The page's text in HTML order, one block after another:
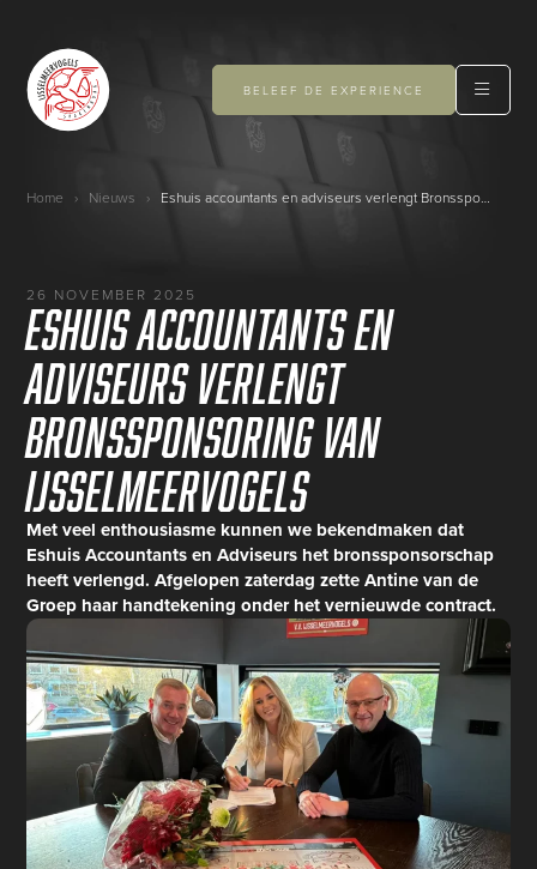
BELEEF DE EXPERIENCE
Home › Nieuws › Eshuis accountants en adviseurs verlengt Bronssponsoring van IJsselmeervogels
26 NOVEMBER 2025
Eshuis accountants en
adviseurs verlengt
Bronssponsoring van
IJsselmeervogels
Met veel enthousiasme kunnen we bekendmaken dat
Eshuis Accountants en Adviseurs het bronssponsorschap
heeft verlengd. Afgelopen zaterdag zette Antine van de
Groep haar handtekening onder het vernieuwde contract.